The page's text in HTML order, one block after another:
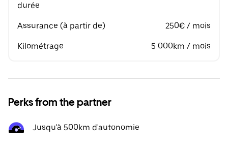
durée
Assurance (à partir de) 250€ / mois
Kilométrage 5 000km / mois
Perks from the partner
Jusqu'à 500km d'autonomie